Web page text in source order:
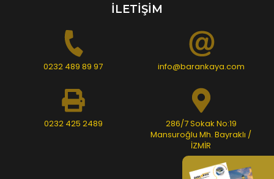
İLETİŞİM
0232 489 89 97 info@barankaya.com
0232 425 2489
286/7 Sokak No:19
Mansuroğlu Mh. Bayraklı /
İZMİR